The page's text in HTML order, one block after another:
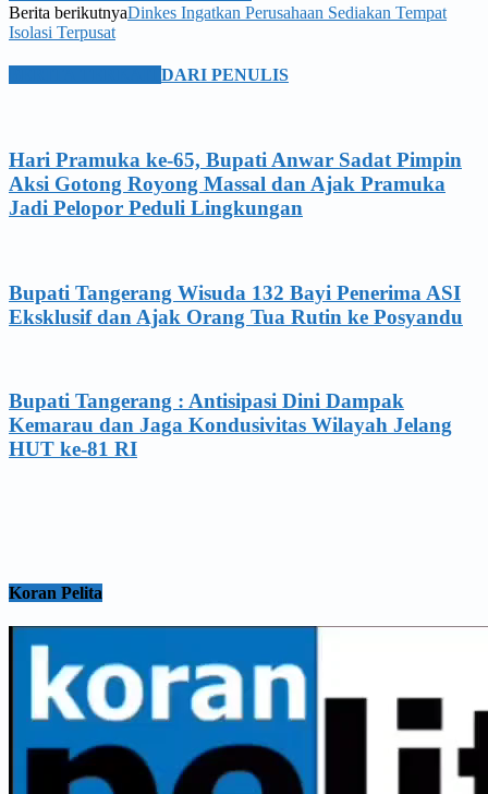
Berita berikutnyaDinkes Ingatkan Perusahaan Sediakan Tempat
Isolasi Terpusat
DARI PENULIS
Hari Pramuka ke-65, Bupati Anwar Sadat Pimpin
Aksi Gotong Royong Massal dan Ajak Pramuka
Jadi Pelopor Peduli Lingkungan
Bupati Tangerang Wisuda 132 Bayi Penerima ASI
Eksklusif dan Ajak Orang Tua Rutin ke Posyandu
Bupati Tangerang : Antisipasi Dini Dampak
Kemarau dan Jaga Kondusivitas Wilayah Jelang
HUT ke-81 RI
Koran Pelita